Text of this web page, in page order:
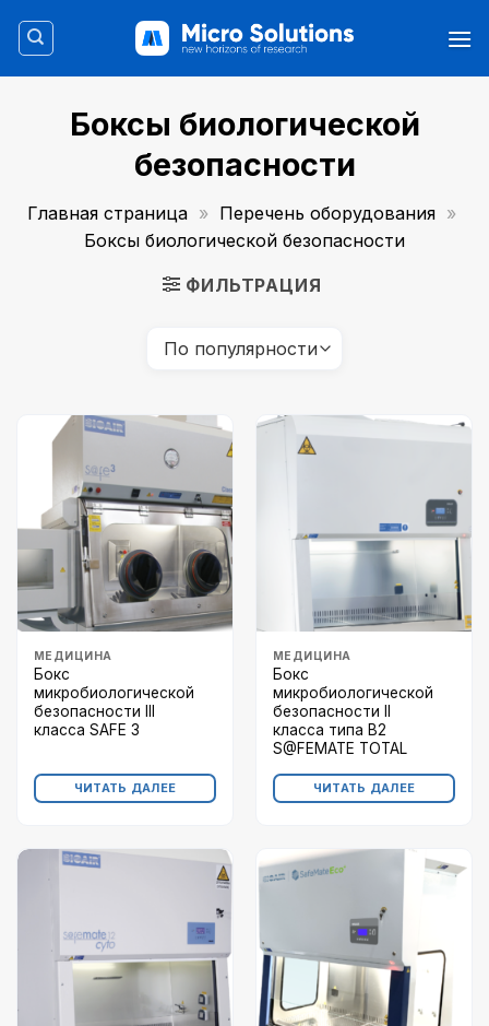
Боксы биологической
безопасности
Главная страница » Перечень оборудования »
Боксы биологической безопасности
ФИЛЬТРАЦИЯ
МЕДИЦИНА
Бокс
микробиологической
безопасности III
класса SAFE 3
ЧИТАТЬ ДАЛЕЕ
МЕДИЦИНА
Бокс
микробиологической
безопасности II
класса типа B2
S@FEMATE TOTAL
ЧИТАТЬ ДАЛЕЕ